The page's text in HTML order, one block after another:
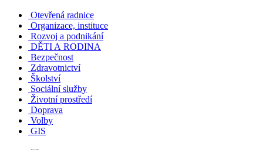
Otevřená radnice
Organizace, instituce
Rozvoj a podnikání
DĚTI A RODINA
Bezpečnost
Zdravotnictví
Školství
Sociální služby
Životní prostředí
Doprava
Volby
GIS